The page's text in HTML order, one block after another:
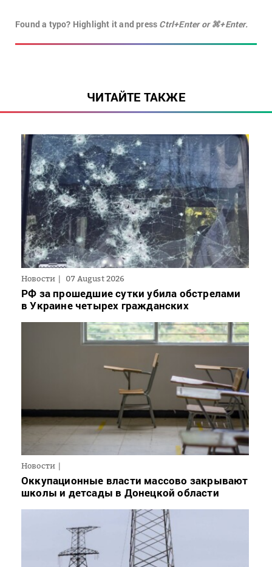
Found a typo? Highlight it and press Ctrl+Enter or ⌘+Enter.
ЧИТАЙТЕ ТАКЖЕ
Новости 07 August 2026
РФ за прошедшие сутки убила обстрелами
в Украине четырех гражданских
Новости
Оккупационные власти массово закрывают
школы и детсады в Донецкой области